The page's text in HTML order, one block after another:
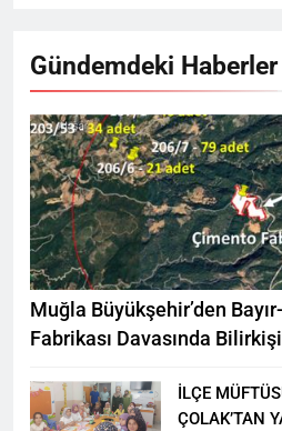
Gündemdeki Haberler
Muğla Büyükşehir’den
Fabrikası Davasında
İLÇE
ÇOLAK’TAN